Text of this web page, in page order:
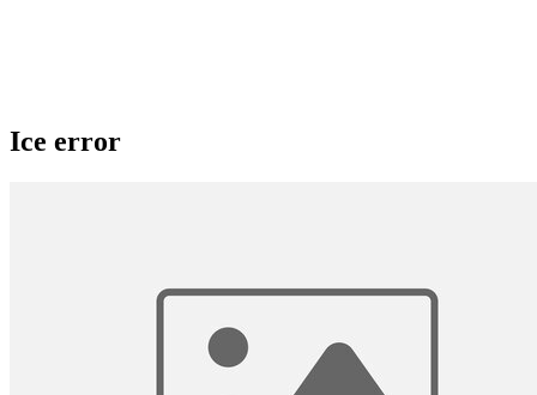
Ice error